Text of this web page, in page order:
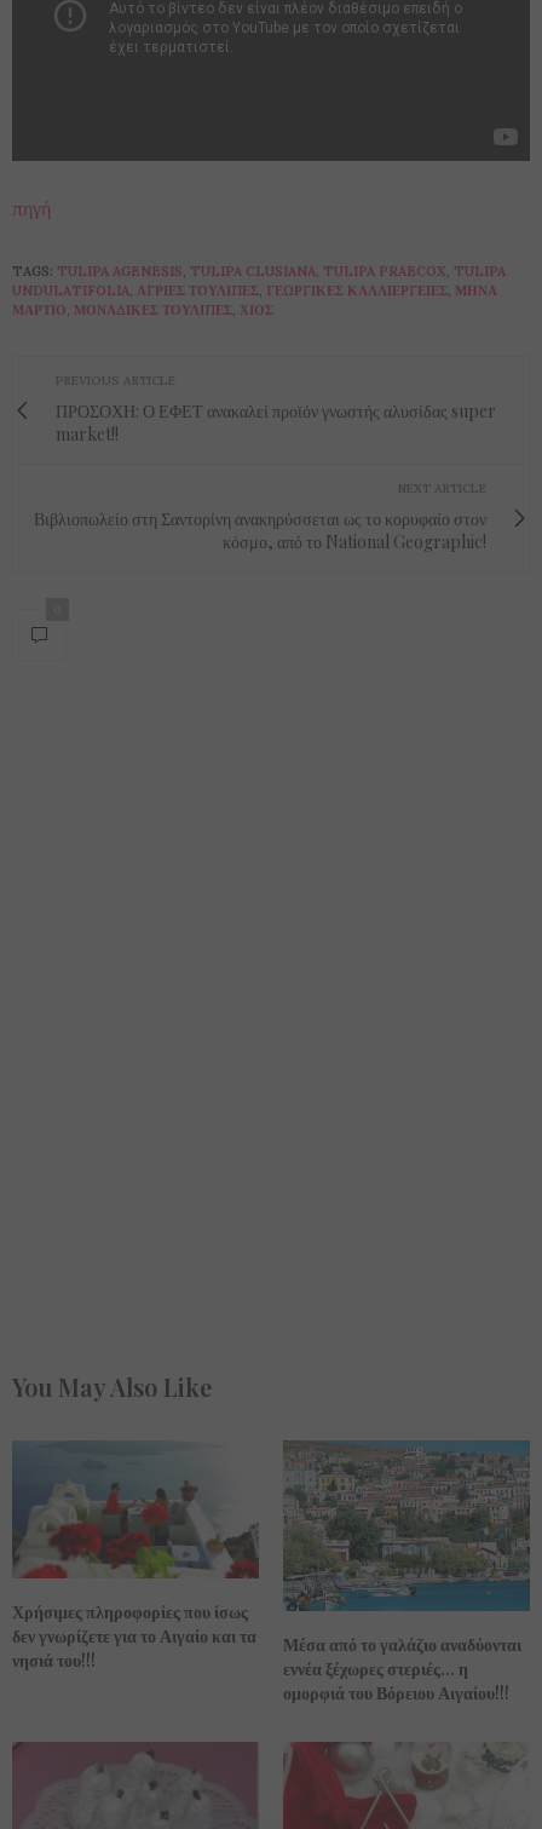
πηγή
TAGS: TULIPA AGENESIS TULIPA CLUSIANA TULIPA PRAECOX TULIPA
UNDULATIFOLIA ΆΓΡΙΕΣ ΤΟΥΛΊΠΕΣ ΓΕΩΡΓΙΚΈΣ ΚΑΛΛΙΈΡΓΕΙΕΣ ΜΉΝΑ
ΜΆΡΤΙΟ ΜΟΝΑΔΙΚΈΣ ΤΟΥΛΊΠΕΣ ΧΊΟΣ
PREVIOUS ARTICLE
ΠΡΟΣΟΧΗ: Ο ΕΦΕΤ ανακαλεί προϊόν γνωστής αλυσίδας super
market!!
NEXT ARTICLE
Βιβλιοπωλείο στη Σαντορίνη ανακηρύσσεται ως το κορυφαίο στον
κόσμο, από το National Geographic!
You May Also Like
Χρήσιμες πληροφορίες που ίσως
δεν γνωρίζετε για το Αιγαίο και τα
νησιά του!!!
Μέσα από το γαλάζιο αναδύονται
εννέα ξέχωρες στεριές… η
ομορφιά του Βόρειου Αιγαίου!!!